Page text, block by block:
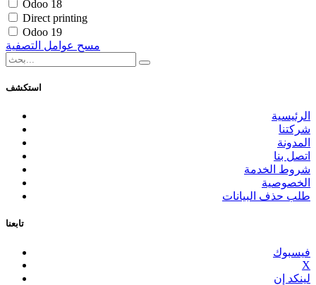
Odoo 18
Direct printing
Odoo 19
مسح عوامل التصفية
استكشف
الرئيسية
شركتنا
المدونة
اتصل بنا
شروط الخدمة
الخصوصية
طلب حذف البيانات
تابعنا
فيسبوك
X
لينكد إن